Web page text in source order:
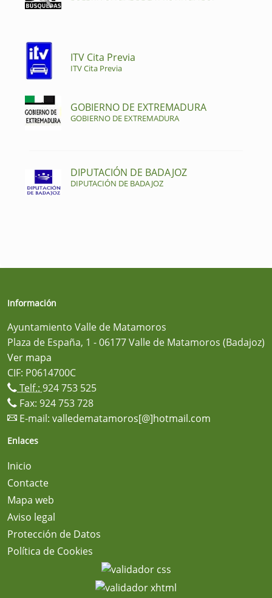
ITV Cita Previa
ITV Cita Previa
GOBIERNO DE EXTREMADURA
GOBIERNO DE EXTREMADURA
DIPUTACIÓN DE BADAJOZ
DIPUTACIÓN DE BADAJOZ
Información
Ayuntamiento Valle de Matamoros
Plaza de España, 1 - 06177 Valle de Matamoros (Badajoz)
Ver mapa
CIF: P0614700C
Telf.: 924 753 525
Fax: 924 753 728
E-mail: valledematamoros[@]hotmail.com
Enlaces
Inicio
Contacte
Mapa web
Aviso legal
Protección de Datos
Política de Cookies